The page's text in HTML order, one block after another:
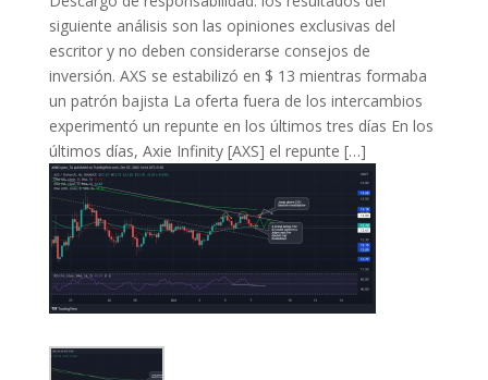
siguiente análisis son las opiniones exclusivas del
escritor y no deben considerarse consejos de
inversión. AXS se estabilizó en $ 13 mientras formaba
un patrón bajista La oferta fuera de los intercambios
experimentó un repunte en los últimos tres días En los
últimos días, Axie Infinity [AXS] el repunte […]